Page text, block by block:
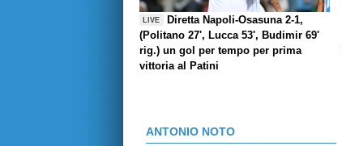
LIVE
Diretta Napoli-Osasuna 2-1,
(Politano 27', Lucca 53', Budimir 69'
rig.) un gol per tempo per prima
vittoria al Patini
ANTONIO NOTO